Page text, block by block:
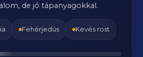
de jó tápanyagokkal.
Fehérjedús Kevés rost